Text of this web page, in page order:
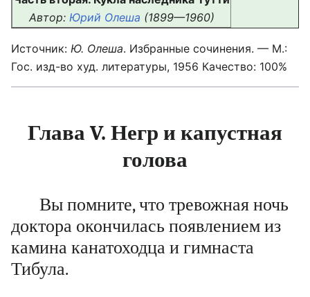
Автор: Юрий Олеша (1899—1960)
Источник: Ю. Олеша. Избранные сочинения. — М.:
Гос. изд-во худ. литературы, 1956 Качество: 100%
Глава V. Негр и капустная
голова
Вы помните, что тревожная ночь
доктора окончилась появлением из
камина канатоходца и гимнаста
Тибула.